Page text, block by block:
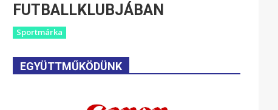
FUTBALLKLUBJÁBAN
Sportmárka
EGYÜTTMŰKÖDÜNK